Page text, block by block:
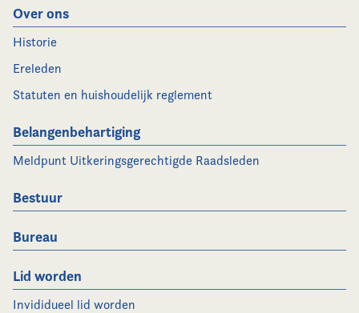
Over ons
Historie
Ereleden
Statuten en huishoudelijk reglement
Belangenbehartiging
Meldpunt Uitkeringsgerechtigde Raadsleden
Bestuur
Bureau
Lid worden
Invididueel lid worden